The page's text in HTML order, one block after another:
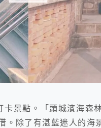
景點。「頭城濱海森
。除了有湛藍迷人的海